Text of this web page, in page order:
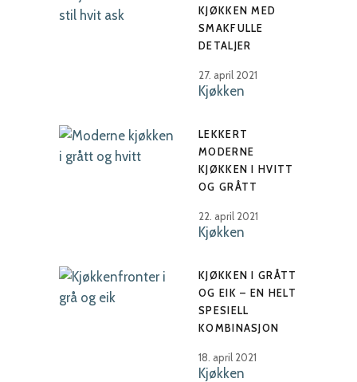
KJØKKEN MED
SMAKFULLE
DETALJER
27. april 2021
Kjøkken
LEKKERT
MODERNE
KJØKKEN I HVITT
OG GRÅTT
22. april 2021
Kjøkken
KJØKKEN I GRÅTT
OG EIK – EN HELT
SPESIELL
KOMBINASJON
18. april 2021
Kjøkken